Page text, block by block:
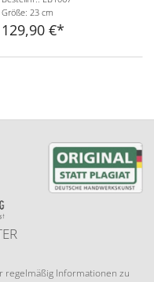
Größe: 23 cm
129,90 €
regelmäßig Informationen zu